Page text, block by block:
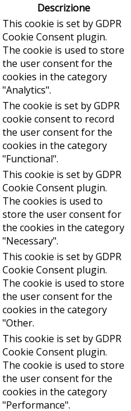
Descrizione
This cookie is set by GDPR
Cookie Consent plugin.
The cookie is used to store
the user consent for the
cookies in the category
"Analytics".
The cookie is set by GDPR
cookie consent to record
the user consent for the
cookies in the category
"Functional".
This cookie is set by GDPR
Cookie Consent plugin.
The cookies is used to
store the user consent for
the cookies in the category
"Necessary".
This cookie is set by GDPR
Cookie Consent plugin.
The cookie is used to store
the user consent for the
cookies in the category
"Other.
This cookie is set by GDPR
Cookie Consent plugin.
The cookie is used to store
the user consent for the
cookies in the category
"Performance".